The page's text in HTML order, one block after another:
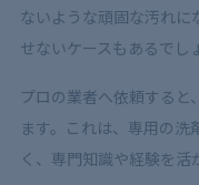
ないような頑固な汚れに
せないケースもあるでし
プロの業者へ依頼すると
ます。これは、専用の
く、専門知識や経験を活